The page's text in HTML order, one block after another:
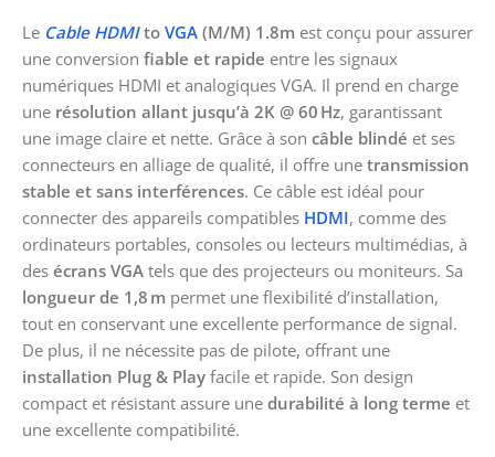
Le Cable HDMIto VGA (M/M) 1.8m est conçu pour assurer
une conversion fiable et rapide entre les signaux
numériques HDMI et analogiques VGA. Il prend en charge
une résolution allant jusqu’à 2K @ 60 Hz, garantissant
une image claire et nette. Grâce à son câble blindé et ses
connecteurs en alliage de qualité, il offre une transmission
stable et sans interférences. Ce câble est idéal pour
connecter des appareils compatibles HDMI, comme des
ordinateurs portables, consoles ou lecteurs multimédias, à
des écrans VGA tels que des projecteurs ou moniteurs. Sa
longueur de 1,8 m permet une flexibilité d’installation,
tout en conservant une excellente performance de signal.
De plus, il ne nécessite pas de pilote, offrant une
installation Plug & Play facile et rapide. Son design
compact et résistant assure une durabilité à long terme et
une excellente compatibilité.